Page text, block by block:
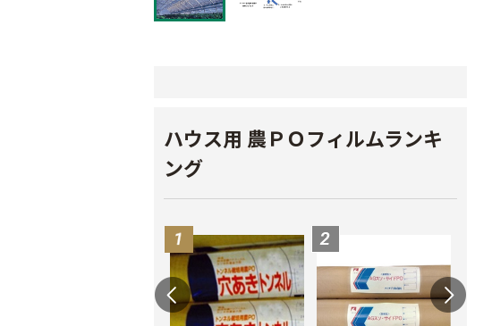
ハウス用 農ＰＯフィルムランキ
ング